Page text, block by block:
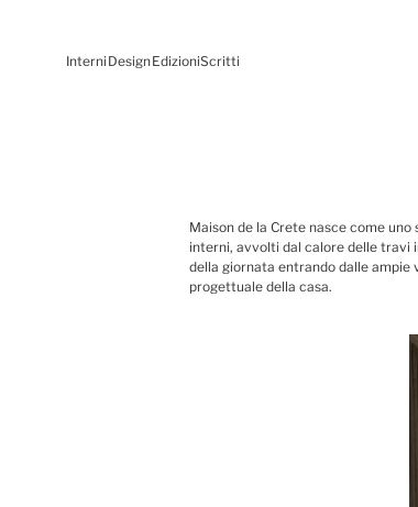
Interni DesignEdizioniScritti
Maison de la Crete nasce come
interni, avvolti dal calore delle travi
della giornata entrando dalle ampie
progettuale della casa.